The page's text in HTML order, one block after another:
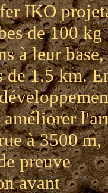
IKO
de 100 kg
à leur base,
de 1.5 km.
à 3500 m,
preuve
avant